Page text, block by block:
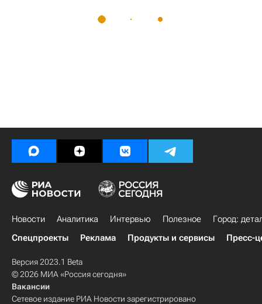
Новости Аналитика Интервью Полезное
Город:
Спецпроекты
Реклама Продукты и сервисы Пресс-
Версия 2023.1 Beta
© 2026 МИА «Россия сегодня»
Вакансии
Сетевое издание РИА Новости зарегистрировано